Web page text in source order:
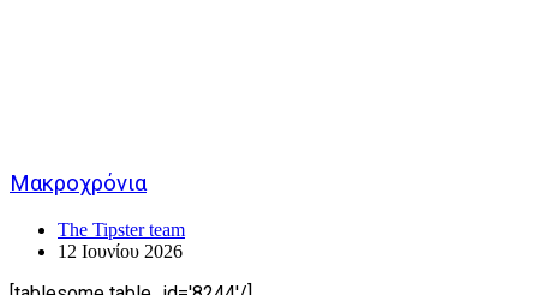
Μακροχρόνια
The Tipster team
12 Ιουνίου 2026